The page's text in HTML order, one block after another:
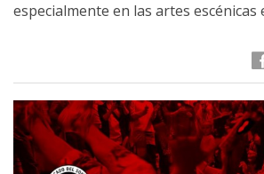
especialmente en las artes escénicas